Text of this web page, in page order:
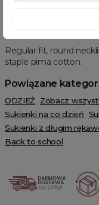
Regular fit, round
staple pima cotton.
Powiązane
ODZIEŻ Zobacz
Sukienki na co dzień
Sukienki z długim
Back to school